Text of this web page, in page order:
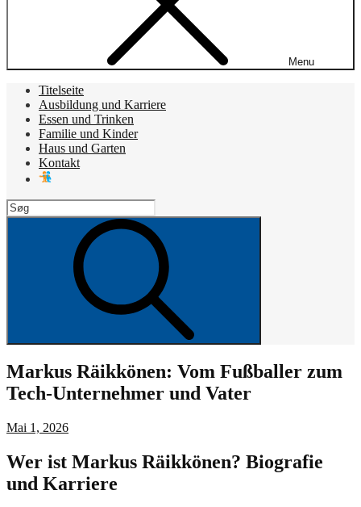
Menu
Titelseite
Ausbildung und Karriere
Essen und Trinken
Familie und Kinder
Haus und Garten
Kontakt
Search
for:
Markus Räikkönen: Vom Fußballer zum
Tech-Unternehmer und Vater
Posted
Mai 1, 2026
Wer ist Markus Räikkönen? Biografie
und Karriere